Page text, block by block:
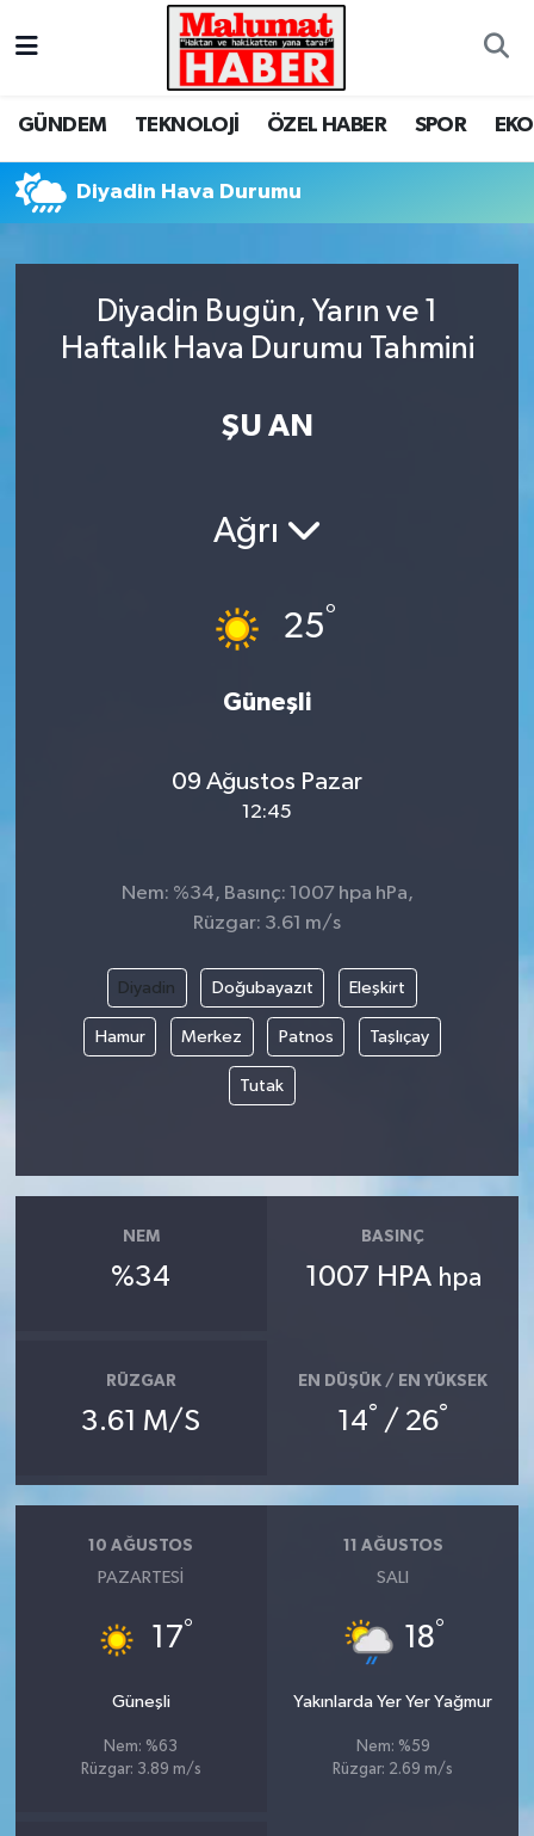
GÜNDEM TEKNOLOJİ ÖZEL HABER SPOR
Diyadin Hava Durumu
Diyadin Bugün, Yarın ve 1
Haftalık Hava Durumu Tahmini
ŞU AN
Ağrı
25°
Güneşli
09 Ağustos Pazar
12:45
Nem: %34, Basınç: 1007 hpa hPa,
Rüzgar: 3.61 m/s
Diyadin Doğubayazıt Eleşkirt
Hamur Merkez Patnos Taşlıçay
Tutak
NEM
%34
BASINÇ
1007 HPA hpa
RÜZGAR
3.61 M/S
EN DÜŞÜK / EN YÜKSEK
14° / 26°
10 AĞUSTOS
PAZARTESI
17°
Güneşli
Nem: %63
Rüzgar: 3.89 m/s
11 AĞUSTOS
SALI
18°
Yakınlarda Yer Yer Yağmur
Nem: %59
Rüzgar: 2.69 m/s
Nöbetçi Eczaneler
Tüm Manşetler